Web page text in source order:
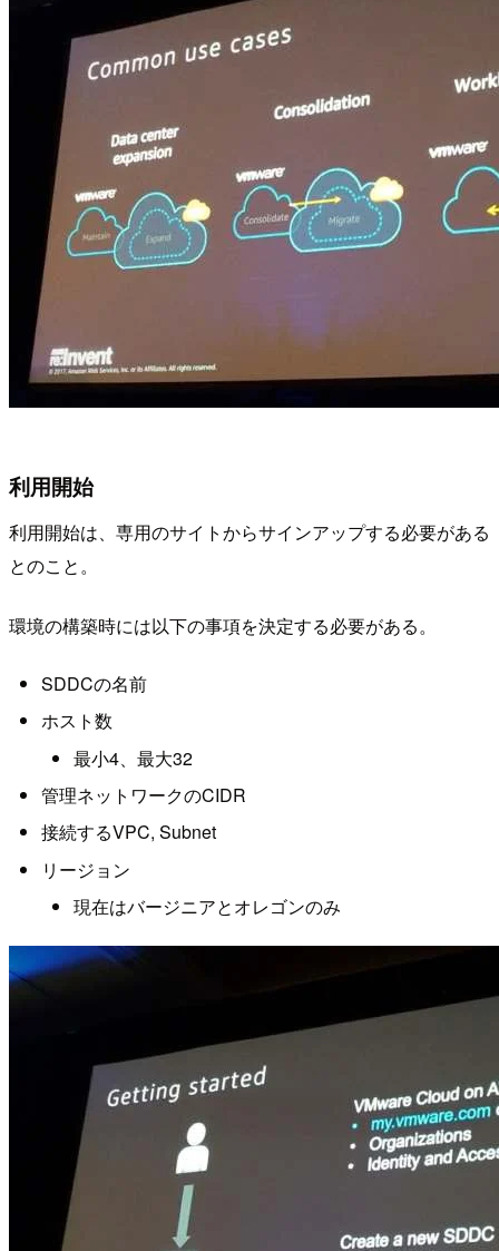
利用開始
利用開始は、専用のサイトからサインアップする必要がある
とのこと。
環境の構築時には以下の事項を決定する必要がある。
SDDCの名前
ホスト数
最小4、最大32
管理ネットワークのCIDR
接続するVPC, Subnet
リージョン
現在はバージニアとオレゴンのみ